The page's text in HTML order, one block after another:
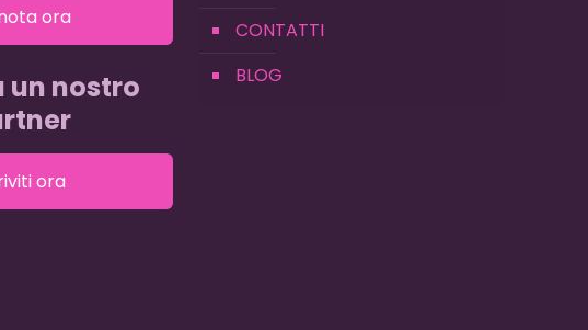
ora
un nostro
ora
CONTATTI
BLOG